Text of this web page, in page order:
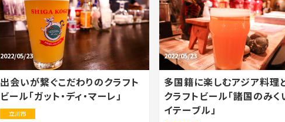
2022/05/23
出会いが繋ぐこだわりのクラフト
ビール「ガット・ディ・マーレ」
立川市
2022/05/23
多国籍に楽しむアジア料理
クラフトビール「諸国のみく
イテーブル」